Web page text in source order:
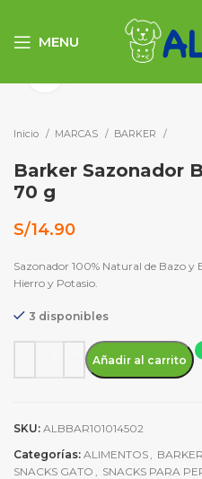
MENU
Inicio MARCAS BARKER
Barker Sazonador
70 g
S/14.90
Sazonador 100% Natural de Bazo y
Hierro y Potasio.
3 disponibles
Barker Sazonador Bazo y
Añadir al carrito
SKU: ALBBAR101014502
Categorías: ALIMENTOS , BARKER
SNACKS GATO , SNACKS PARA